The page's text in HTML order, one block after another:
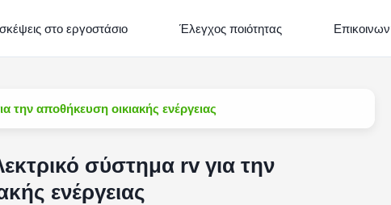
στο εργοστάσιο Έλεγχος ποιότητας
την αποθήκευση οικιακής ενέργειας
σύστημα rv για την
ενέργειας